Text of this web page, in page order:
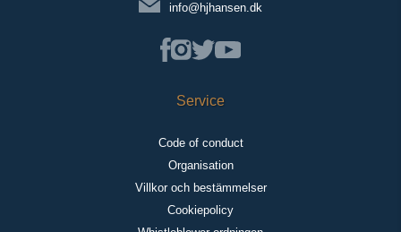
info@hjhansen.dk
Service
Code of conduct
Organisation
Villkor och bestämmelser
Cookiepolicy